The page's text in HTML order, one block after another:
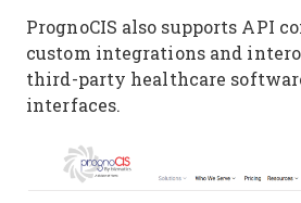
PrognoCIS also supports API
custom integrations and
third-party healthcare
interfaces.